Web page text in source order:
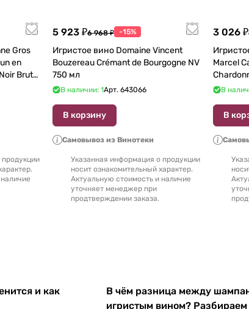
Gros
en
Brut
5 923 ₽6 968 ₽ -15%
Игристое вино Domaine Vincent
Bouzereau Crémant de Bourgogne NV
750 мл
В наличии: 1Арт. 643066
В корзину
Самовывоз из Винотеки
Указанная информация о продукции
носит ознакомительный характер.
Актуальную стоимость и наличие
уточняет менеджер при
продтверждении заказа.
3 026 ₽
Marcel
В
В
и как
В чём разница между
игристым вином? Разбираем